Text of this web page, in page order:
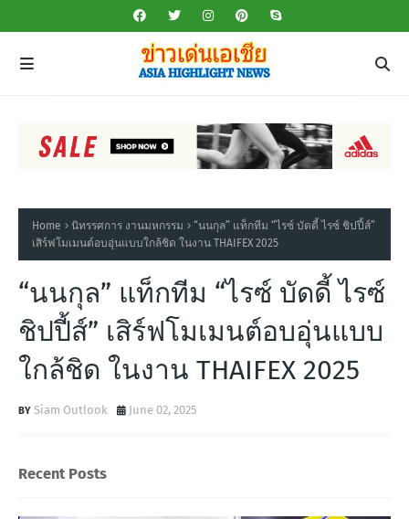
Home นิทรรศการ งานมหกรรม
“นนกุล” แท็กทีม “ไรซ์ บัดดี้ ไรซ์ ชิปปี้ส์”
เสิร์ฟโมเมนต์อบอุ่นแบบใกล้ชิด ในงาน THAIFEX 2025
“นนกุล” แท็กทีม “ไรซ์ บัดดี้ ไรซ์
ชิปปี้ส์” เสิร์ฟโมเมนต์อบอุ่นแบบ
ใกล้ชิด ในงาน THAIFEX 2025
Siam Outlook June 02, 2025
Recent Posts